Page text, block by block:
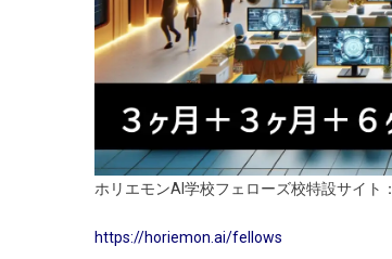
ホリエモンAI学校フェローズ校特設サイト：
https://horiemon.ai/fellows